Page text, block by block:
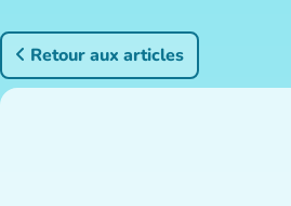
Retour aux articles